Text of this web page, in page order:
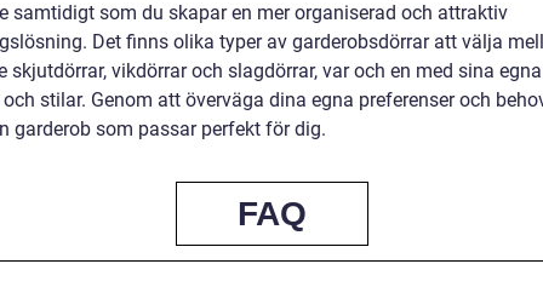
samtidigt som du skapar en mer organiserad och attraktiv
Det finns olika typer av garderobsdörrar att välja
skjutdörrar, vikdörrar och slagdörrar, var och en med sina
stilar. Genom att överväga dina egna preferenser och
garderob som passar perfekt för dig.
FAQ